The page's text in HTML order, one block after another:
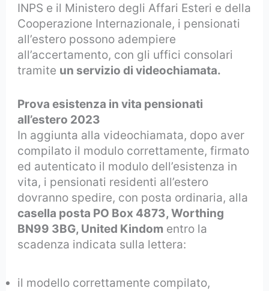
INPS e il Ministero degli Affari Esteri e della
Cooperazione Internazionale, i pensionati
all’estero possono adempiere
all’accertamento, con gli uffici consolari
tramite un servizio di videochiamata.
Prova esistenza in vita pensionati
all’estero 2023
In aggiunta alla videochiamata, dopo aver
compilato il modulo correttamente, firmato
ed autenticato il modulo dell’esistenza in
vita, i pensionati residenti all’estero
dovranno spedire, con posta ordinaria, alla
casella posta PO Box 4873, Worthing
BN99 3BG, United Kindom entro la
scadenza indicata sulla lettera:
il modello correttamente compilato,